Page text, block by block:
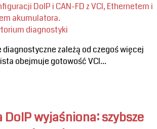
DoIP i CAN-FD z VCI, Ethernetem i
akumulatora.
diagnostyki
diagnostyczne zależą od czegoś więcej
obejmuje gotowość VCI...
wyjaśniona: szybsze